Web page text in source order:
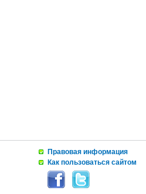
Правовая информация
Как пользоваться сайтом